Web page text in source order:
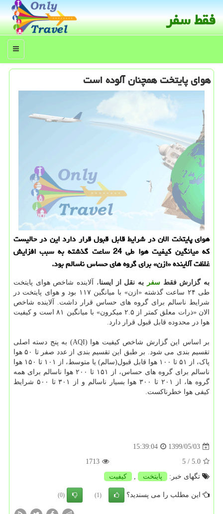
فقط سفر
منو
هوای پایتخت همچنان آلوده است
هوای پایتخت الان در شرایط قابل قبول قرار دارد این در حالیست
كه میانگین كیفیت هوا طی 24 ساعت گذشته به سبب افزایش
غلظت آلاینده «ازن» برای گروه های حساس ناسالم بود.
به گزارش فقطسفر به نقل از ایسنا، آلاینده شاخص هوای پایتخت
طی ۲۴ ساعت گذشته «ازن» با میانگین ۱۱۷ بود و هوای پایتخت در
شرایط ناسالم برای گروه های حساس قرار داشت. آلاینده شاخص
الان «ذرات معلق کمتر از ۲.۵ میکرون» با میانگین ۸۱ است و کیفیت
هوا در محدوده قابل قبول قرار دارد.
بر اساس این گزارش شاخص کیفیت هوا (AQI) به پنج دسته اصلی
تقسیم بندی می شود. بر طبق این تقسیم بندی از عدد صفر تا ۵۰ هوا
پاک، از ۵۱ تا ۱۰۰ هوا قابل قبول(سالم) یا متوسط، از ۱۰۱ تا ۱۵۰ هوا
ناسالم برای گروه های حساس، از ۱۵۱ تا ۲۰۰ هوا ناسالم برای همه
گروه ها، از ۲۰۱ تا ۳۰۰ هوا بسیار ناسالم و از ۳۰۱ تا ۵۰۰ شرایط
کیفی هوا خطرناکست.
1399/05/03
15:39:04
5.0
/ 5
1713
تگهای خبر:
پایتخت , كیفیت
این مطلب را می پسندید؟ (1)
(0)